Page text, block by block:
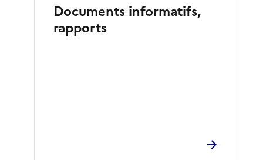
Documents informatifs,
rapports